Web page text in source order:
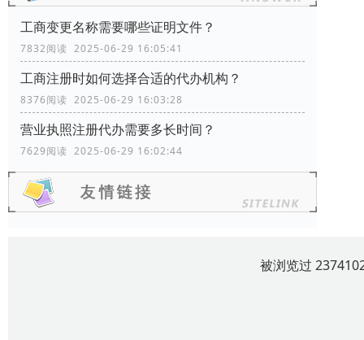
工商变更名称需要哪些证明文件？
7832阅读 2025-06-29 16:05:41
工商注册时如何选择合适的代办机构？
8376阅读 2025-06-29 16:03:28
营业执照注册代办需要多长时间？
7629阅读 2025-06-29 16:02:44
被浏览过